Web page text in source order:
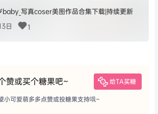
baby_写真coser美图作品合集下载|持续更新
日
1
赞或买个糖果吧~ 给TA买糖
小可爱萌多多点赞或投糖果支持哦~